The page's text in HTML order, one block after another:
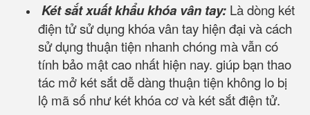
Két sắt xuất khẩu khóa vân tay: Là dòng két
điện tử sử dụng khóa vân tay hiện đại và cách
sử dụng thuận tiện nhanh chóng mà vẫn có
tính bảo mật cao nhất hiện nay. giúp bạn thao
tác mở két sắt dễ dàng thuận tiện không lo bị
lộ mã số như két khóa cơ và két sắt điện tử.